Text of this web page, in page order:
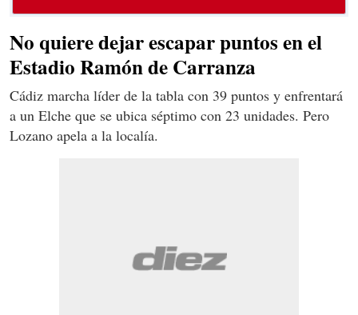
No quiere dejar escapar puntos en el
Estadio Ramón de Carranza
Cádiz marcha líder de la tabla con 39 puntos y enfrentará
a un Elche que se ubica séptimo con 23 unidades. Pero
Lozano apela a la localía.